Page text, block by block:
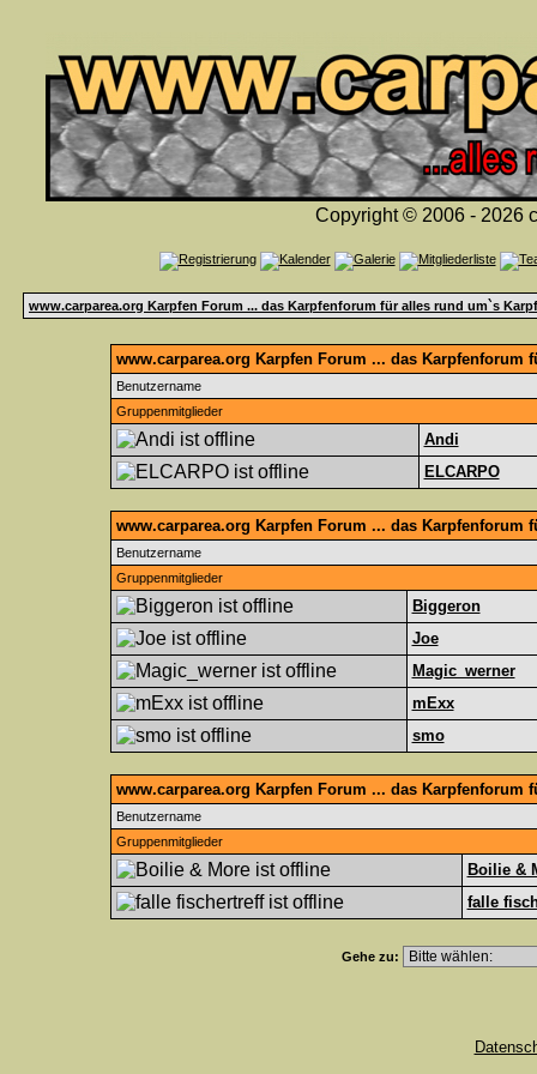
Copyright © 2006 - 2026
www.carparea.org Karpfen Forum ... das Karpfenforum für alles rund um`s
www.carparea.org Karpfen Forum ... das
Benutzername
Gruppenmitglieder
Andi
ELCARPO
www.carparea.org Karpfen Forum ... das Karpfenforum
Benutzername
Gruppenmitglieder
Biggeron
Joe
Magic_werner
mExx
smo
www.carparea.org Karpfen Forum ... das Karpfenforum
Benutzername
Gruppenmitglieder
Boilie &
falle
Gehe zu: